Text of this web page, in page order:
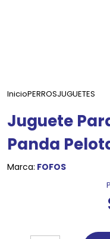
InicioPERROSJUGUETES
Juguete
Panda
Marca: FOFOS